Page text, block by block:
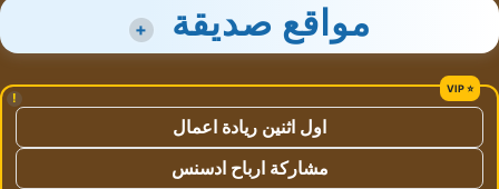
مواقع صديقة +
!
اول اثنين ريادة اعمال
مشاركة ارباح ادسنس